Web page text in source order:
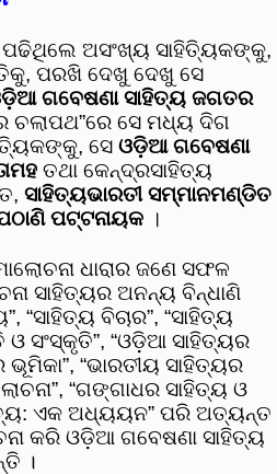
ପଢିଥିଲେ ଅସଂଖ୍ୟ ସାହିତ୍ୟିକଙ୍କୁ,
ପରଖି ଦେଖୁ ଦେଖୁ ସେ
ଗବେଷଣା ସାହିତ୍ୟ ଜଗତର
ଚଲାପଥ”ରେ ସେ ମଧ୍ୟ ଦିଗ
ସେ ଓଡ଼ିଆ ଗବେଷଣା
ତଥା କେନ୍ଦ୍ରସାହିତ୍ୟ
ସାହିତ୍ୟଭାରତୀ ସମ୍ମାନମଣ୍ଡିତ
ପଟ୍ଟନାୟକ ।
ଧାରାର ଜଣେ ସଫଳ
ସାହିତ୍ୟର ଅନନ୍ୟ ବିନ୍ଧାଣି
“ସାହିତ୍ୟ ବିଚାର”, “ସାହିତ୍ୟ
ଓ ସଂସ୍କୃତି”, “ଓଡ଼ିଆ ସାହିତ୍ୟର
“ଭାରତୀୟ ସାହିତ୍ୟର
“ଗଙ୍ଗାଧର ସାହିତ୍ୟ ଓ
ଏକ ଅଧ୍ୟୟନ” ପରି ଅତ୍ୟନ୍ତ
କରି ଓଡ଼ିଆ ଗବେଷଣା ସାହିତ୍ୟ
।